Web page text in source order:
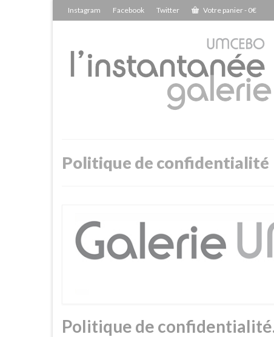
Instagram Facebook Twitter Votre panier- 0€
Politique de confidentialité
Politique de